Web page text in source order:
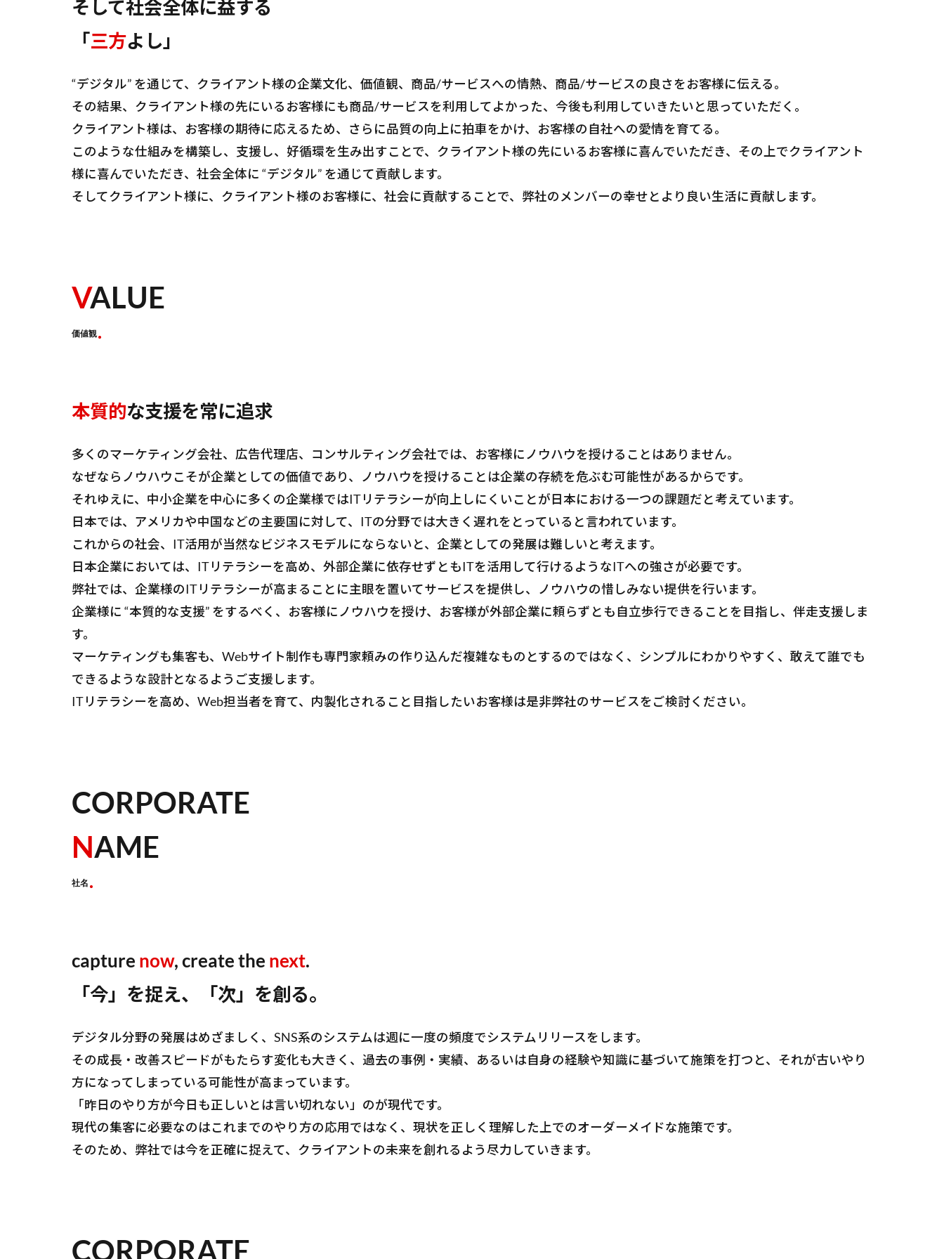
そして社会全体に益する
「三方よし」
“デジタル” を通じて、クライアント様の企業文化、価値観、商品/サービスへの情熱、商品/サービスの良さをお客様に伝える。
その結果、クライアント様の先にいるお客様にも商品/サービスを利用してよかった、今後も利用していきたいと思っていただく。
クライアント様は、お客様の期待に応えるため、さらに品質の向上に拍車をかけ、お客様の自社への愛情を育てる。
このような仕組みを構築し、支援し、好循環を生み出すことで、クライアント様の先にいるお客様に喜んでいただき、その上でクライアント
様に喜んでいただき、社会全体に “デジタル” を通じて貢献します。
そしてクライアント様に、クライアント様のお客様に、社会に貢献することで、弊社のメンバーの幸せとより良い生活に貢献します。
VALUE
価値観
本質的な支援を常に追求
多くのマーケティング会社、広告代理店、コンサルティング会社では、お客様にノウハウを授けることはありません。
なぜならノウハウこそが企業としての価値であり、ノウハウを授けることは企業の存続を危ぶむ可能性があるからです。
それゆえに、中小企業を中心に多くの企業様ではITリテラシーが向上しにくいことが日本における一つの課題だと考えています。
日本では、アメリカや中国などの主要国に対して、ITの分野では大きく遅れをとっていると言われています。
これからの社会、IT活用が当然なビジネスモデルにならないと、企業としての発展は難しいと考えます。
日本企業においては、ITリテラシーを高め、外部企業に依存せずともITを活用して行けるようなITへの強さが必要です。
弊社では、企業様のITリテラシーが高まることに主眼を置いてサービスを提供し、ノウハウの惜しみない提供を行います。
企業様に “本質的な支援” をするべく、お客様にノウハウを授け、お客様が外部企業に頼らずとも自立歩行できることを目指し、伴走支援しま
す。
マーケティングも集客も、Webサイト制作も専門家頼みの作り込んだ複雑なものとするのではなく、シンプルにわかりやすく、敢えて誰でも
できるような設計となるようご支援します。
ITリテラシーを高め、Web担当者を育て、内製化されること目指したいお客様は是非弊社のサービスをご検討ください。
CORPORATE
NAME
社名
capture now, create the next.
「今」を捉え、「次」を創る。
デジタル分野の発展はめざましく、SNS系のシステムは週に一度の頻度でシステムリリースをします。
その成長・改善スピードがもたらす変化も大きく、過去の事例・実績、あるいは自身の経験や知識に基づいて施策を打つと、それが古いやり
方になってしまっている可能性が高まっています。
「昨日のやり方が今日も正しいとは言い切れない」のが現代です。
現代の集客に必要なのはこれまでのやり方の応用ではなく、現状を正しく理解した上でのオーダーメイドな施策です。
そのため、弊社では今を正確に捉えて、クライアントの未来を創れるよう尽力していきます。
CORPORATE